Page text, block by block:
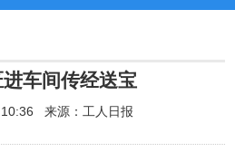
车间传经送宝
来源： 工人日报